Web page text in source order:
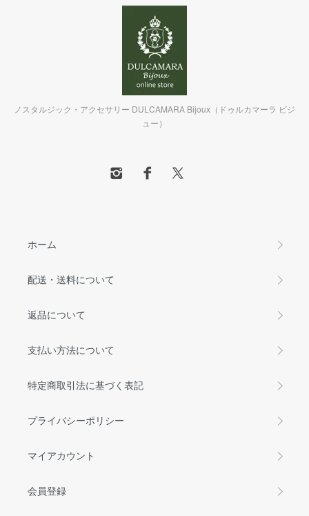
ノスタルジック・アクセサリー DULCAMARA Bijoux（ドゥルカマーラ ビジ
ュー）
ホーム
配送・送料について
返品について
支払い方法について
特定商取引法に基づく表記
プライバシーポリシー
マイアカウント
会員登録